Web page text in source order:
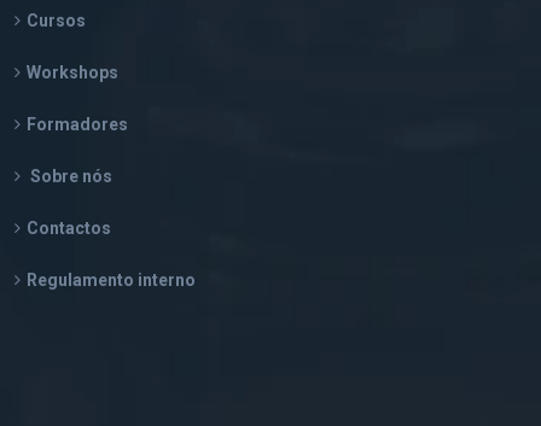
Cursos
Workshops
Formadores
Sobre nós
Contactos
Regulamento interno